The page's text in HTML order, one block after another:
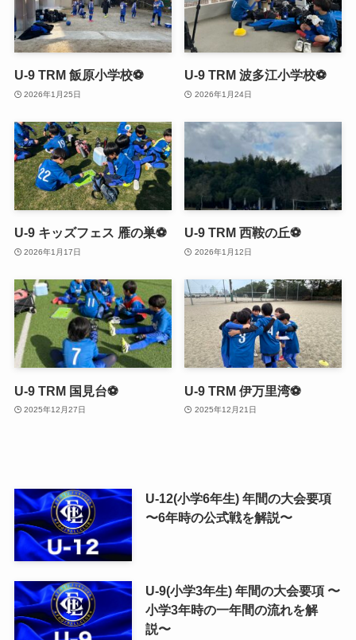
U-9 TRM 飯原小学校⚽
2026年1月25日
U-9 TRM 波多江小学校⚽
2026年1月24日
U-9 キッズフェス 雁の巣⚽️
2026年1月17日
U-9 TRM 西鞍の丘⚽️
2026年1月12日
U-9 TRM 国見台⚽
2025年12月27日
U-9 TRM 伊万里湾⚽
2025年12月21日
U-12(小学6年生) 年間の大会要項
〜6年時の公式戦を解説〜
U-9(小学3年生) 年間の大会要項 〜
小学3年時の一年間の流れを解
説〜